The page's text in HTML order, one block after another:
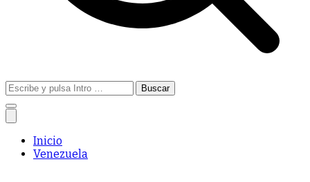
Buscar:
Inicio
Venezuela